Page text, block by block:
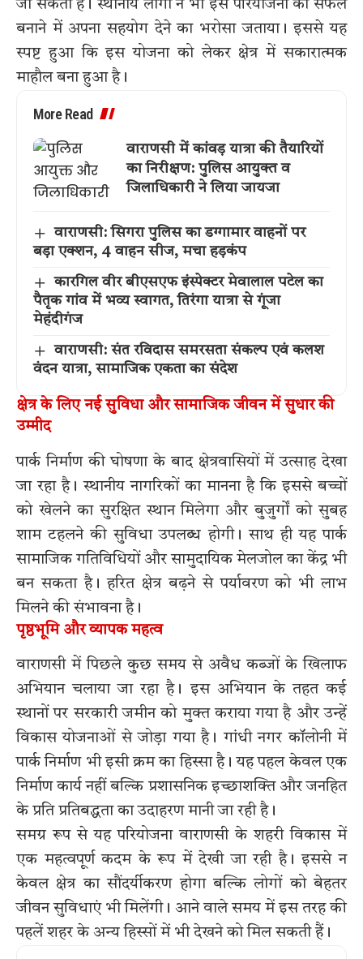
जा सकती है। स्थानीय लोगों ने भी इस परियोजना को सफल
बनाने में अपना सहयोग देने का भरोसा जताया। इससे यह
स्पष्ट हुआ कि इस योजना को लेकर क्षेत्र में सकारात्मक
माहौल बना हुआ है।
More Read
वाराणसी में कांवड़ यात्रा की तैयारियों
का निरीक्षण: पुलिस आयुक्त व
जिलाधिकारी ने लिया जायजा
वाराणसी: सिगरा पुलिस का डग्गामार वाहनों पर
बड़ा एक्शन, 4 वाहन सीज, मचा हड़कंप
कारगिल वीर बीएसएफ इंस्पेक्टर मेवालाल पटेल का
पैतृक गांव में भव्य स्वागत, तिरंगा यात्रा से गूंजा
मेहंदीगंज
वाराणसी: संत रविदास समरसता संकल्प एवं कलश
वंदन यात्रा, सामाजिक एकता का संदेश
क्षेत्र के लिए नई सुविधा और सामाजिक जीवन में सुधार की
उम्मीद
पार्क निर्माण की घोषणा के बाद क्षेत्रवासियों में उत्साह देखा
जा रहा है। स्थानीय नागरिकों का मानना है कि इससे बच्चों
को खेलने का सुरक्षित स्थान मिलेगा और बुजुर्गों को सुबह
शाम टहलने की सुविधा उपलब्ध होगी। साथ ही यह पार्क
सामाजिक गतिविधियों और सामुदायिक मेलजोल का केंद्र भी
बन सकता है। हरित क्षेत्र बढ़ने से पर्यावरण को भी लाभ
मिलने की संभावना है।
पृष्ठभूमि और व्यापक महत्व
वाराणसी में पिछले कुछ समय से अवैध कब्जों के खिलाफ
अभियान चलाया जा रहा है। इस अभियान के तहत कई
स्थानों पर सरकारी जमीन को मुक्त कराया गया है और उन्हें
विकास योजनाओं से जोड़ा गया है। गांधी नगर कॉलोनी में
पार्क निर्माण भी इसी क्रम का हिस्सा है। यह पहल केवल एक
निर्माण कार्य नहीं बल्कि प्रशासनिक इच्छाशक्ति और जनहित
के प्रति प्रतिबद्धता का उदाहरण मानी जा रही है।
समग्र रूप से यह परियोजना वाराणसी के शहरी विकास में
एक महत्वपूर्ण कदम के रूप में देखी जा रही है। इससे न
केवल क्षेत्र का सौंदर्यीकरण होगा बल्कि लोगों को बेहतर
जीवन सुविधाएं भी मिलेंगी। आने वाले समय में इस तरह की
पहलें शहर के अन्य हिस्सों में भी देखने को मिल सकती हैं।